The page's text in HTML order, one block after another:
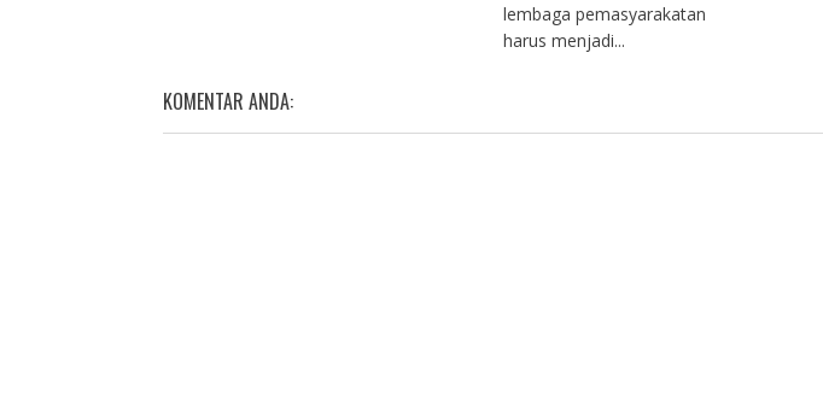
lembaga pemasyarakatan
harus menjadi...
KOMENTAR ANDA: